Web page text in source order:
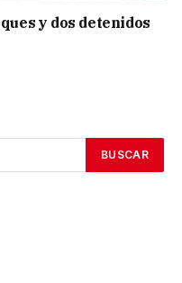
y dos detenidos